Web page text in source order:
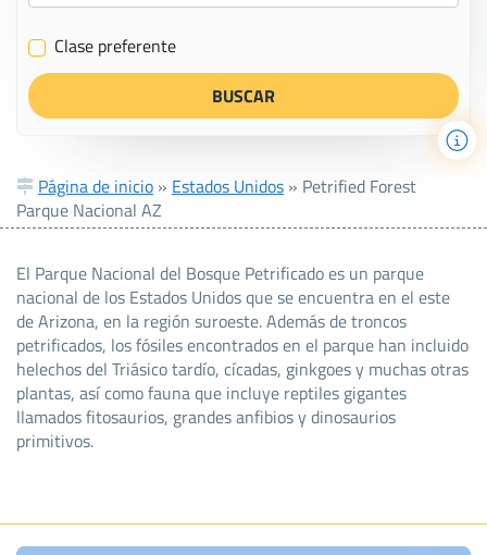
✔ Clase preferente
Página de inicio » Estados Unidos » Petrified Forest
Parque Nacional AZ
El Parque Nacional del Bosque Petrificado es un parque
nacional de los Estados Unidos que se encuentra en el este
de Arizona, en la región suroeste. Además de troncos
petrificados, los fósiles encontrados en el parque han incluido
helechos del Triásico tardío, cícadas, ginkgoes y muchas otras
plantas, así como fauna que incluye reptiles gigantes
llamados fitosaurios, grandes anfibios y dinosaurios
primitivos.